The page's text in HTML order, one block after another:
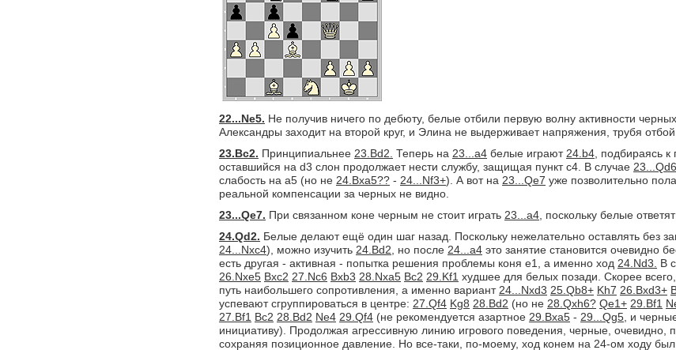
22...Ne5. Не получив ничего по дебюту, белые отбили первую волну активности
Александры заходит на второй круг, и Элина не выдерживает напряжения, трубя
23.Bc2. Принципиальнее 23.Bd2. Теперь на 23...a4 белые играют 24.b4, подбираясь к
оставшийся на d3 слон продолжает нести службу, защищая пункт с4. В случае 23...Qd6
слабость на a5 (но не 24.Bxa5?? - 24...Nf3+). А вот на 23...Qe7 уже позволительно
реальной компенсации за черных не видно.
23...Qe7. При связанном коне черным не стоит играть 23...a4, поскольку белые
24.Qd2. Белые делают ещё один шаг назад. Поскольку нежелательно оставлять без
24...Nxc4), можно изучить 24.Bd2, но после 24...a4 это занятие становится очевидно
есть другая - активная - попытка решения проблемы коня е1, а именно ход 24.Nd3. В
26.Nxe5 Bxc2 27.Nc6 Bxb3 28.Nxa5 Bc2 29.Kf1 худшее для белых позади. Скорее
путь наибольшего сопротивления, а именно вариант 24...Nxd3 25.Qb8+ Kh7 26.Bxd3+
успевают сгруппироваться в центре: 27.Qf4 Kg8 28.Bd2 (но не 28.Qxh6? Qe1+ 29.Bf1
27.Bf1 Bc2 28.Bd2 Ne4 29.Qf4 (не рекомендуется азартное 29.Bxa5 - 29...Qg5, и
инициативу). Продолжая агрессивную линию игрового поведения, черные, очевидно,
сохраняя позиционное давление. Но все-таки, по-моему, ход конем на 24-ом ходу